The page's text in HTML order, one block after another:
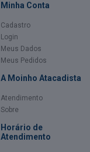
Minha Conta
Cadastro
Login
Meus Dados
Meus Pedidos
A Moinho Atacadista
Atendimento
Sobre
Horário de
Atendimento